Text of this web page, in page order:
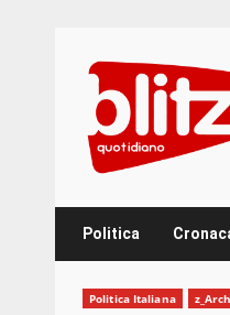
content
Politica
Politica Italiana